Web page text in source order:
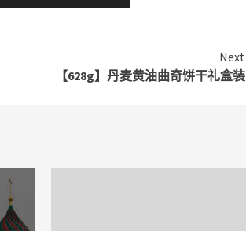
Next
【628g】丹麦黄油曲奇饼干礼盒装